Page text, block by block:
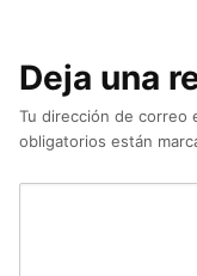
Deja una
Tu dirección de correo
obligatorios están